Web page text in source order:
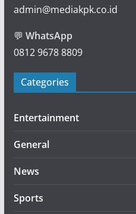
admin@mediakpk.co.id
💬 WhatsApp
0812 9678 8809
Categories
Entertainment
General
News
Sports